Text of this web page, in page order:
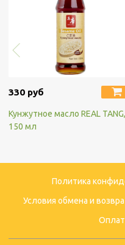
330 руб
Кунжутное масло REAL TANG,
150 мл
Политика
Условия обмена и